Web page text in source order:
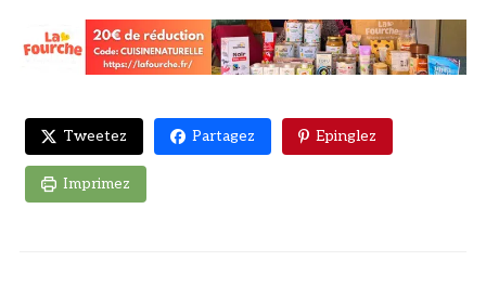
Tweetez Partagez Epinglez
Imprimez